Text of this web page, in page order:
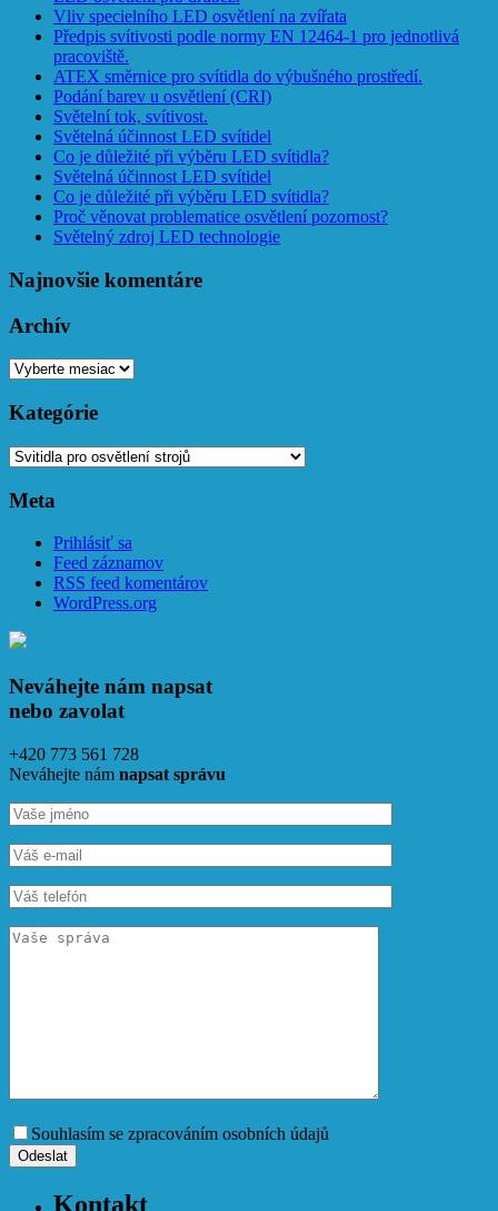
Vliv specielního LED osvětlení na zvířata
Předpis svítivosti podle normy EN 12464-1 pro jednotlivá
pracoviště.
ATEX směrnice pro svítidla do výbušného prostředí.
Podání barev u osvětlení (CRI)
Světelní tok, svítivost.
Světelná účinnost LED svítidel
Co je důležité při výběru LED svítidla?
Světelná účinnost LED svítidel
Co je důležité při výběru LED svítidla?
Proč věnovat problematice osvětlení pozornost?
Světelný zdroj LED technologie
Najnovšie komentáre
Archív
Archív
Kategórie
Kategórie
Meta
Prihlásiť sa
Feed záznamov
RSS feed komentárov
WordPress.org
Neváhejte nám napsat
nebo zavolat
+420 773 561 728
Neváhejte nám napsat správu
Souhlasím se zpracováním osobních údajů
Kontakt